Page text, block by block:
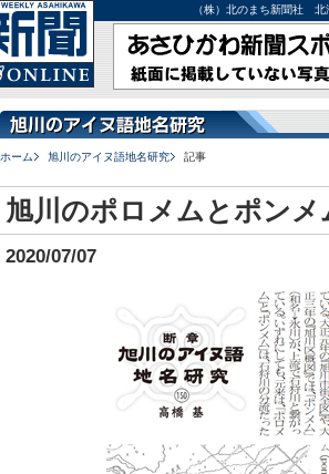
（株）北のまち新聞社
ホーム 旭川のアイヌ語地名研究 記事
旭川のポロメムとポンメ
2020/07/07